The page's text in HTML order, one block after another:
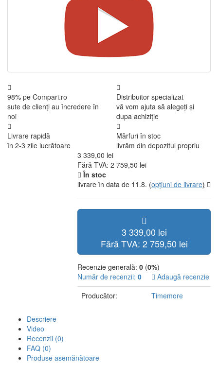
98% pe Compari.ro
sute de clienți au încredere în
noi
Distribuitor specializat
vă vom ajuta să alegeți și
dupa achiziție
Livrare rapidă
în 2-3 zile lucrătoare
Mărfuri în stoc
livrăm din depozitul propriu
3 339,00 lei
Fără TVA: 2 759,50 lei
În stoc
livrare în data de 11.8. (opțiuni de livrare)
3 339,00 lei
Fără TVA: 2 759,50 lei
Recenzie generală: 0 (0%)
Număr de recenzii: 0
Adaugă recenzie
Producător:
Timemore
Descriere
Video
Recenzii (0)
FAQ (0)
Produse asemănătoare